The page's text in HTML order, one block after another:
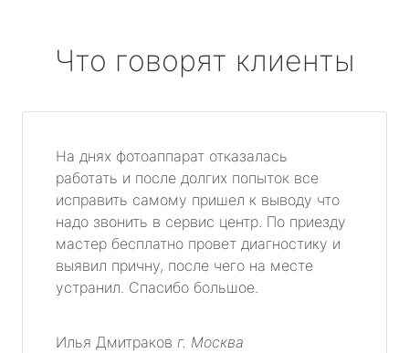
Что говорят клиенты
На днях фотоаппарат отказалась
работать и после долгих попыток все
исправить самому пришел к выводу что
надо звонить в сервис центр. По приезду
мастер бесплатно провет диагностику и
выявил причну, после чего на месте
устранил. Спасибо большое.
Илья Дмитраков г. Москва